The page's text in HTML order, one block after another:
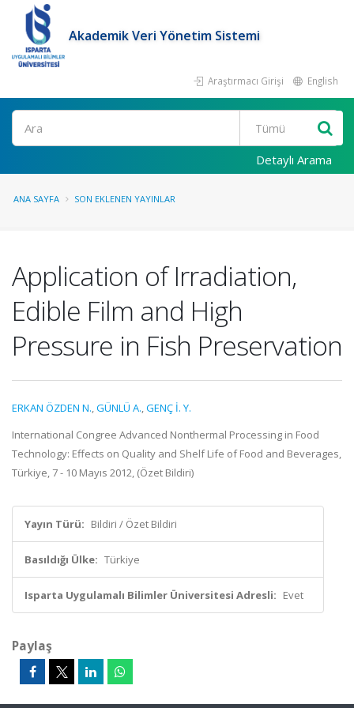
Akademik Veri Yönetim Sistemi
Araştırmacı Girişi English
Ara
Detaylı Arama
ANA SAYFA SON EKLENEN YAYINLAR
Application of Irradiation,
Edible Film and High
Pressure in Fish Preservation
ERKAN ÖZDEN N.,GÜNLÜ A.,GENÇ İ. Y.
International Congree Advanced Nonthermal Processing in Food
Technology: Effects on Quality and Shelf Life of Food and Beverages,
Türkiye, 7 - 10 Mayıs 2012, (Özet Bildiri)
Yayın Türü: Bildiri / Özet Bildiri
Basıldığı Ülke: Türkiye
Isparta Uygulamalı Bilimler Üniversitesi Adresli: Evet
Paylaş